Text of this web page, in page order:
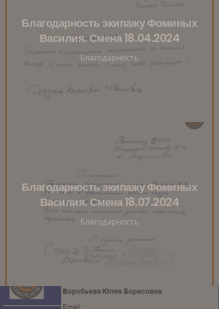
Благодарность экипажу Фоминых
Василия. Смена 18.04.2024
Благодарность
Благодарность экипажу Фоминых
Василия. Смена 18.07.2024
Благодарность